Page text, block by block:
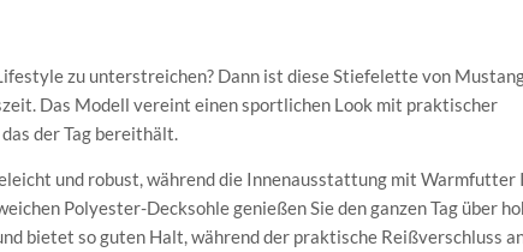
zu unterstreichen? Dann ist diese Stiefelette von
Das Modell vereint einen sportlichen Look mit praktischer
der Tag bereithält.
und robust, während die Innenausstattung mit Warmfutter
Polyester-Decksohle genießen Sie den ganzen Tag über
bietet so guten Halt, während der praktische Reißverschluss